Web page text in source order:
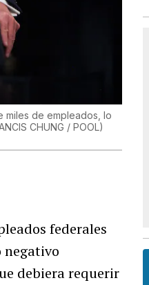
miles de empleados, lo
CHUNG / POOL)
federales
negativo
debiera requerir